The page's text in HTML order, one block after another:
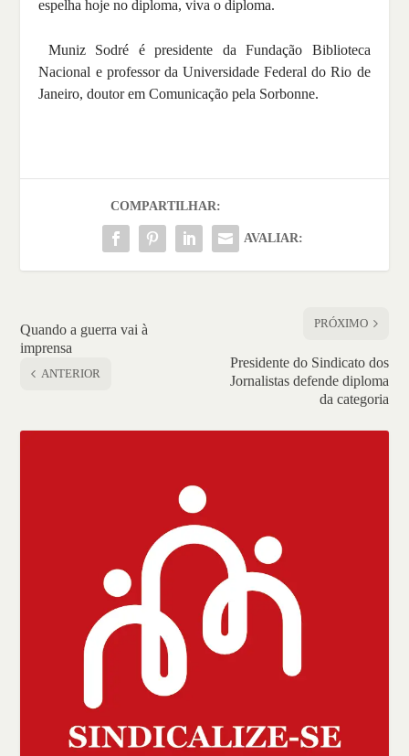
espelha hoje no diploma, viva o diploma.
Muniz Sodré é presidente da Fundação Biblioteca
Nacional e professor da Universidade Federal do Rio de
Janeiro, doutor em Comunicação pela Sorbonne.
COMPARTILHAR:
AVALIAR:
Quando a guerra vai à
imprensa
ANTERIOR
PRÓXIMO
Presidente do Sindicato dos
Jornalistas defende diploma
da categoria